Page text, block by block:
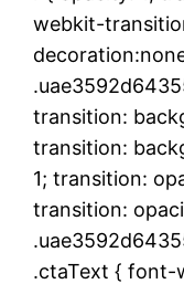
webkit-
transition:
transition:
1; transition:
transition:
.ctaText { font-